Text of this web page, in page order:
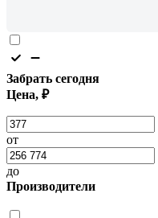
Забрать сегодня
Цена, ₽
от
до
Производители